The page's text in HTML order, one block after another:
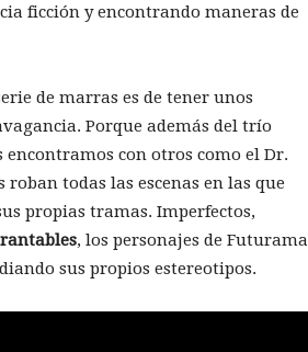
ficción y encontrando maneras de
de marras es de tener unos
Porque además del trío
con otros como el Dr.
todas las escenas en las que
propias tramas. Imperfectos,
, los personajes de Futurama
sus propios estereotipos.